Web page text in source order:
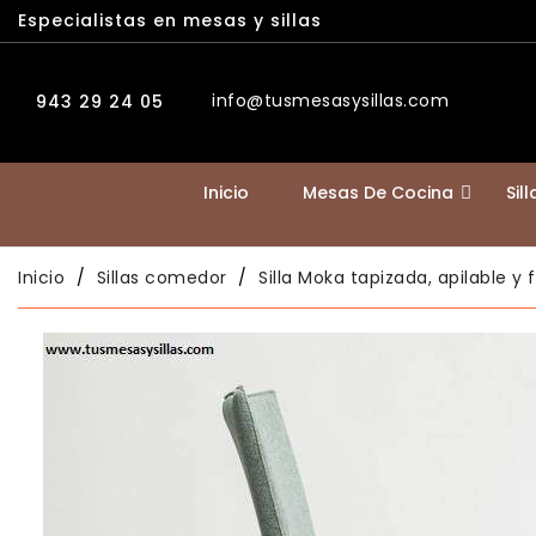
Especialistas en mesas y sillas
943 29 24 05 info@tusmesasysillas.com
Inicio Mesas De Cocina
Inicio Sillas comedor Silla Moka tapizada, apilable